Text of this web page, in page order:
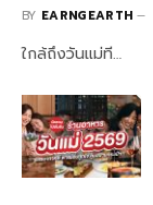
BY EARNGEARTH
ใกล้ถึงวันแม่ที…